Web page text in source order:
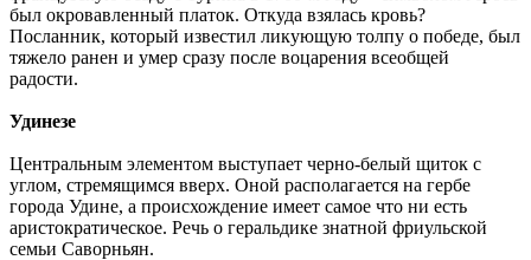
был окровавленный платок. Откуда взялась кровь?
Посланник, который известил ликующую толпу о победе, был
тяжело ранен и умер сразу после воцарения всеобщей
радости.
Удинезе
Центральным элементом выступает черно-белый щиток с
углом, стремящимся вверх. Оной располагается на гербе
города Удине, а происхождение имеет самое что ни есть
аристократическое. Речь о геральдике знатной фриульской
семьи Саворньян.